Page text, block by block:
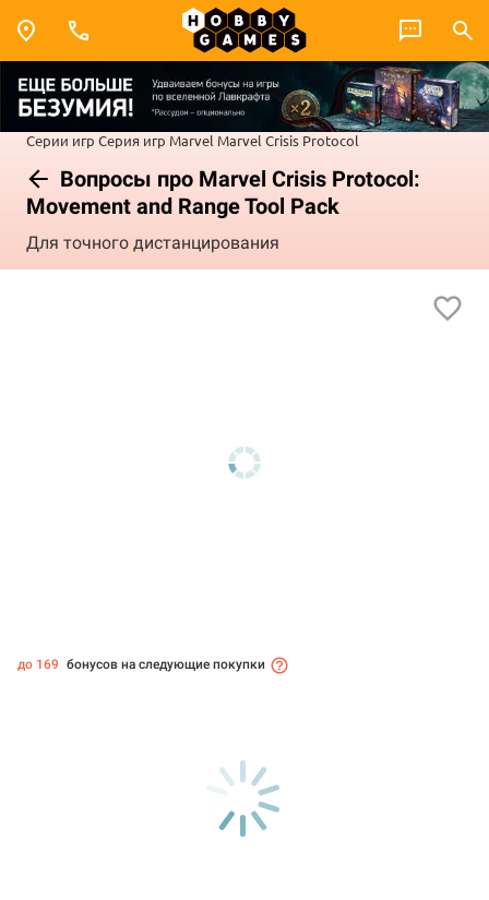
Серии игр Серия игр Marvel Marvel Crisis Protocol
Вопросы про Marvel Crisis Protocol:
Movement and Range Tool Pack
Для точного дистанцирования
до 169 бонусов на следующие покупки